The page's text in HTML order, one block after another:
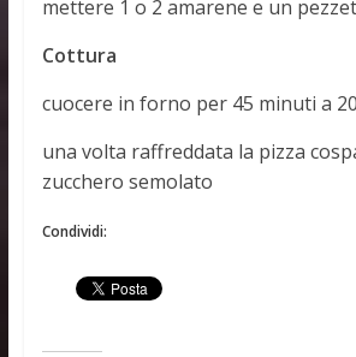
mettere 1 o 2 amarene e un
Cottura
cuocere in forno per 45 minuti a
una volta raffreddata la pizza
zucchero semolato
Condividi: